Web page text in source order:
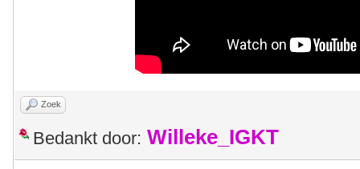
Zoek
Bedankt door: Willeke_IGKT